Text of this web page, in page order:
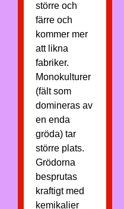
större och
färre och
kommer mer
att likna
fabriker.
Monokulturer
(fält som
domineras av
en enda
gröda) tar
större plats.
Grödorna
besprutas
kraftigt med
kemikalier